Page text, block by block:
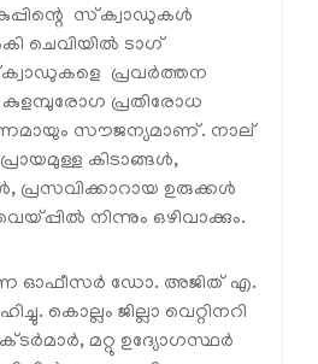
സ്‌ക്വാഡുകള്‍
ചെവിയില്‍ ടാഗ്
സ്‌ക്വാഡുകളെ പ്രവര്‍ത്തന
കുളമ്പുരോഗ പ്രതിരോധ
സൗജന്യമാണ്. നാല്
കിടാങ്ങള്‍,
പ്രസവിക്കാറായ ഉരുക്കള്‍
നിന്നും ഒഴിവാക്കും.
ഓഫീസര്‍ ഡോ. അജിത് എ.
കൊല്ലം ജില്ലാ വെറ്റിനറി
മറ്റു ഉദ്യോഗസ്ഥര്‍